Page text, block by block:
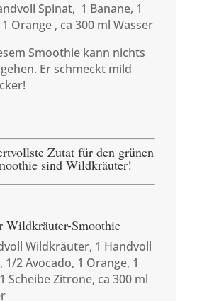
Spinat, 1 Banane, 1
Orange , ca 300 ml Wasser
Smoothie kann nichts
Er schmeckt mild
Zutat für den grünen
sind Wildkräuter!
Wildkräuter-Smoothie
Wildkräuter, 1 Handvoll
1/2 Avocado, 1 Orange, 1
Scheibe Zitrone, ca 300 ml